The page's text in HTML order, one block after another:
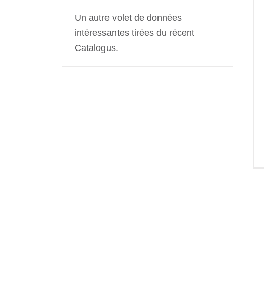
Un autre volet de données
intéressantes tirées du récent
Catalogus.